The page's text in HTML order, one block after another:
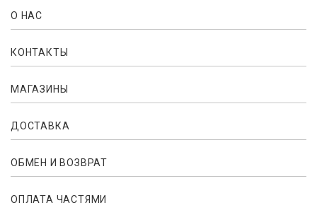
О НАС
КОНТАКТЫ
МАГАЗИНЫ
ДОСТАВКА
ОБМЕН И ВОЗВРАТ
ОПЛАТА ЧАСТЯМИ